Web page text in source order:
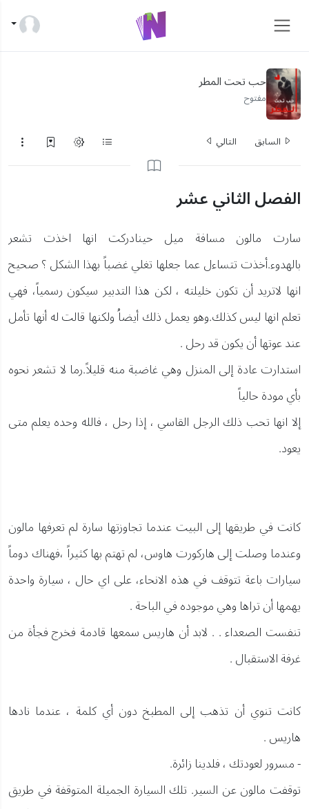
حب تحت المطر
مفتوح
السابق التالي
الفصل الثاني عشر
سارت مالون مسافة ميل حينادركت انها اخذت تشعر
بالهدوء.أخذت تتساءل عما جعلها تغلي غضباً بهذا الشكل ؟ صحيح
انها لاتريد أن تكون خليلته ، لكن هذا التدبير سيكون رسمياً، فهي
تعلم انها ليس كذلك.وهو يعمل ذلك أيضاُ ولكنها قالت له أنها تأمل
عند عوتها أن يكون قد رحل .
استدارت عادة إلى المنزل وهي غاضبة منه قليلاً.رما لا تشعر نحوه
بأي مودة حالياً
إلا انها تحب ذلك الرجل القاسي ، إذا رحل ، فالله وحده يعلم متى
يعود.
كانت في طريقها إلى البيت عندما تجاوزتها سارة لم تعرفها مالون
وعندما وصلت إلى هاركورت هاوس، لم تهتم بها كثيراً ،فهناك دوماً
سيارات باعة تتوقف في هذه الانحاء، على اي حال ، سيارة واحدة
يهمها أن تراها وهي موجوده في الباحة .
تنفست الصعداء . . لابد أن هاريس سمعها قادمة فخرج فجأة من
غرفة الاستقبال .
كانت تنوي أن تذهب إلى المطبخ دون أي كلمة ، عندما نادها
هاريس .
- مسرور لعودتك ، فلدينا زائرة.
توقفت مالون عن السير. تلك السيارة الجميلة المتوقفة في طريق